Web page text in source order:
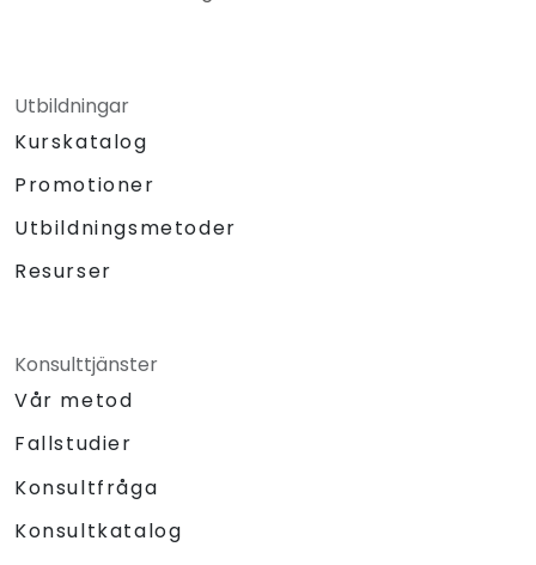
Utbildningar
Kurskatalog
Promotioner
Utbildningsmetoder
Resurser
Konsulttjänster
Vår metod
Fallstudier
Konsultfråga
Konsultkatalog